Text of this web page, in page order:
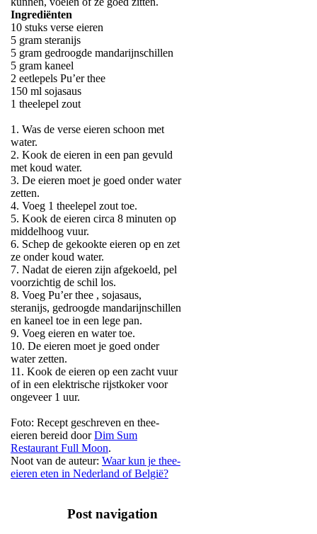
Ingrediënten
10 stuks verse eieren
5 gram steranijs
5 gram gedroogde mandarijnschillen
5 gram kaneel
2 eetlepels Pu’er thee
150 ml sojasaus
1 theelepel zout
1. Was de verse eieren schoon met
water.
2. Kook de eieren in een pan gevuld
met koud water.
3. De eieren moet je goed onder water
zetten.
4. Voeg 1 theelepel zout toe.
5. Kook de eieren circa 8 minuten op
middelhoog vuur.
6. Schep de gekookte eieren op en zet
ze onder koud water.
7. Nadat de eieren zijn afgekoeld, pel
voorzichtig de schil los.
8. Voeg Pu’er thee , sojasaus,
steranijs, gedroogde mandarijnschillen
en kaneel toe in een lege pan.
9. Voeg eieren en water toe.
10. De eieren moet je goed onder
water zetten.
11. Kook de eieren op een zacht vuur
of in een elektrische rijstkoker voor
ongeveer 1 uur.
Foto: Recept geschreven en thee-
eieren bereid doorDim Sum
Restaurant Full Moon.
Noot van de auteur: Waar kun je thee-
eieren eten in Nederland of België?
Post navigation